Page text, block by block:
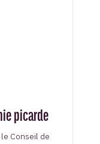
picarde
Conseil de